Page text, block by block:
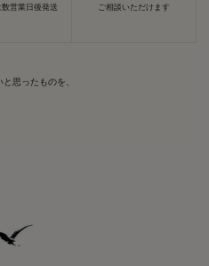
営業日後発送
ご相談いただけます
思ったものを、